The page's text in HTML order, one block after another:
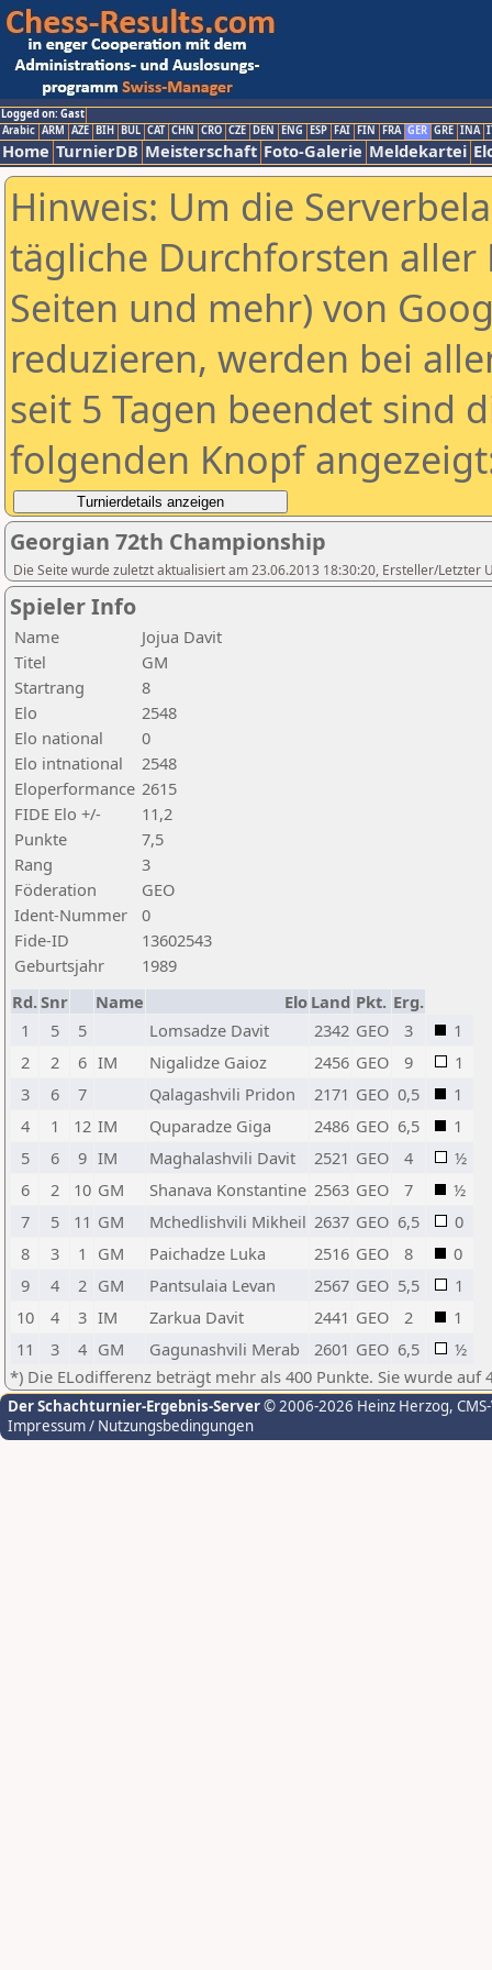
Logged on: Gast
Arabic ARM AZE BIH BUL CAT CHN CRO CZE DEN ENG ESP FAI FIN FRA GER GRE INA
Home TurnierDB Meisterschaft Foto-Galerie Meldekartei
Hinweis: Um die
tägliche Durchforsten aller
Seiten und mehr) von
reduzieren, werden bei
seit 5 Tagen beendet sind
folgenden Knopf
Georgian 72th Championship
Die Seite wurde zuletzt aktualisiert am 23.06.2013 18:30:20, Ersteller/Letzter
Spieler Info
Name
Jojua Davit
Titel
GM
Startrang
8
Elo
2548
Elo national
0
Elo intnational
2548
Eloperformance 2615
FIDE Elo +/-
11,2
Punkte
7,5
Rang
3
Föderation
GEO
Ident-Nummer
0
Fide-ID
13602543
Geburtsjahr
1989
Rd.Snr Name Elo Land Pkt. Erg.
1
5 5 Lomsadze Davit 2342 GEO 3
1
2
2 6 IM Nigalidze Gaioz 2456 GEO 9
1
3
6 7 Qalagashvili Pridon 2171 GEO 0,5
1
4
1 12 IM Quparadze Giga 2486 GEO 6,5
1
5
6 9 IM Maghalashvili Davit 2521 GEO 4
½
6
2 10 GM Shanava Konstantine 2563 GEO 7
½
7
5 11 GM Mchedlishvili Mikheil 2637 GEO 6,5
0
8
3 1 GM Paichadze Luka 2516 GEO 8
0
9
4 2 GM Pantsulaia Levan 2567 GEO 5,5
1
10
4 3 IM Zarkua Davit 2441 GEO 2
1
11
3 4 GM Gagunashvili Merab 2601 GEO 6,5
½
*) Die ELodifferenz beträgt mehr als 400 Punkte. Sie wurde auf
Der Schachturnier-Ergebnis-Server© 2006-2026 Heinz Herzog,
Impressum / Nutzungsbedingungen